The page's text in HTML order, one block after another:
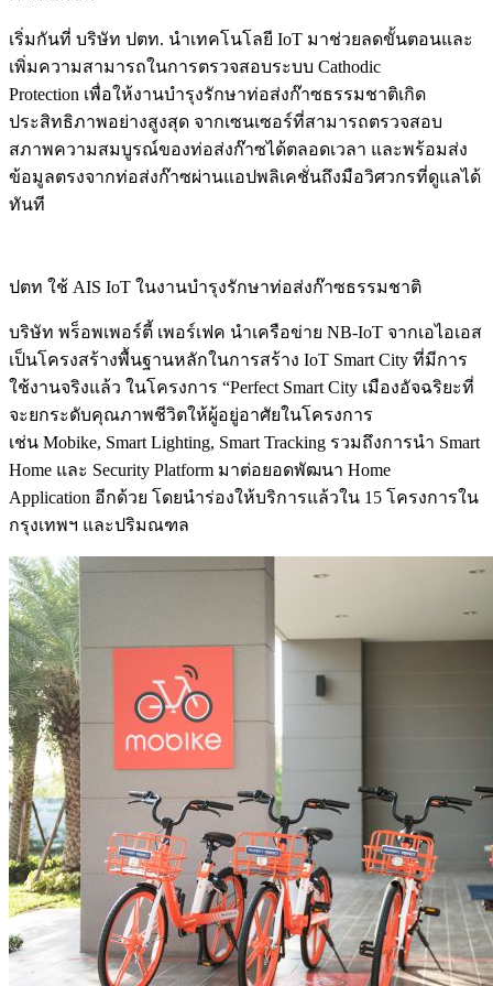
เริ่มกันที่ บริษัท ปตท. นำเทคโนโลยี IoT มาช่วยลดขั้นตอนและ
เพิ่มความสามารถในการตรวจสอบระบบ Cathodic
Protection เพื่อให้งานบำรุงรักษาท่อส่งก๊าซธรรมชาติเกิด
ประสิทธิภาพอย่างสูงสุด จากเซนเซอร์ที่สามารถตรวจสอบ
สภาพความสมบูรณ์ของท่อส่งก๊าซได้ตลอดเวลา และพร้อมส่ง
ข้อมูลตรงจากท่อส่งก๊าซผ่านแอปพลิเคชั่นถึงมือวิศวกรที่ดูแลได้
ทันที
ปตท ใช้ AIS IoT ในงานบำรุงรักษาท่อส่งก๊าซธรรมชาติ
บริษัท พร็อพเพอร์ตี้ เพอร์เฟค นำเครือข่าย NB-IoT จากเอไอเอส
เป็นโครงสร้างพื้นฐานหลักในการสร้าง IoT Smart City ที่มีการ
ใช้งานจริงแล้ว ในโครงการ “Perfect Smart City เมืองอัจฉริยะที่
จะยกระดับคุณภาพชีวิตให้ผู้อยู่อาศัยในโครงการ
เช่น Mobike, Smart Lighting, Smart Tracking รวมถึงการนำ Smart
Home และ Security Platform มาต่อยอดพัฒนา Home
Application อีกด้วย โดยนำร่องให้บริการแล้วใน 15 โครงการใน
กรุงเทพฯ และปริมณฑล